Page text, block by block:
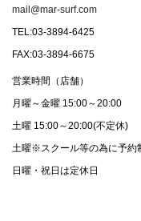
mail@mar-surf.com
TEL:03-3894-6425
FAX:03-3894-6675
営業時間（店舗）
月曜～金曜 15:00～20:00
土曜 15:00～20:00(不定休)
土曜※スクール等の為に予約
日曜・祝日は定休日